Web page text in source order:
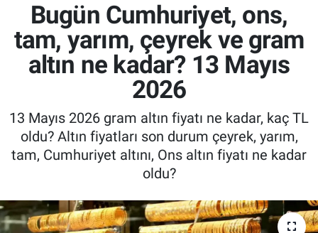
Bugün Cumhuriyet, ons,
tam, yarım, çeyrek ve gram
altın ne kadar? 13 Mayıs
2026
13 Mayıs 2026 gram altın fiyatı ne kadar, kaç TL
oldu? Altın fiyatları son durum çeyrek, yarım,
tam, Cumhuriyet altını, Ons altın fiyatı ne kadar
oldu?
Ekonomi
Güncel
Kadın & Aile
Sağlık
Son Dakika Haberleri
Haber Arşivi